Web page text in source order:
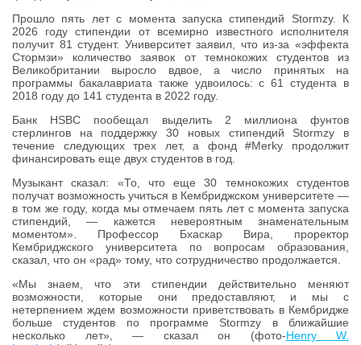
Прошло пять лет с момента запуска стипендий Stormzy. К
2026 году стипендии от всемирно известного исполнителя
получит 81 студент. Университет заявил, что из-за «эффекта
Стормзи» количество заявок от темнокожих студентов из
Великобритании выросло вдвое, а число принятых на
программы бакалавриата также удвоилось: с 61 студента в
2018 году до 141 студента в 2022 году.
Банк HSBC пообещал выделить 2 миллиона фунтов
стерлингов на поддержку 30 новых стипендий Stormzy в
течение следующих трех лет, а фонд #Merky продолжит
финансировать еще двух студентов в год.
Музыкант сказал: «То, что еще 30 темнокожих студентов
получат возможность учиться в Кембриджском университете —
в том же году, когда мы отмечаем пять лет с момента запуска
стипендий, — кажется невероятным знаменательным
моментом». Профессор Бхаскар Вира, проректор
Кембриджского университета по вопросам образования,
сказал, что он «рад» тому, что сотрудничество продолжается.
«Мы знаем, что эти стипендии действительно меняют
возможности, которые они предоставляют, и мы с
нетерпением ждем возможности приветствовать в Кембридже
больше студентов по программе Stormzy в ближайшие
несколько лет», — сказал он (фото-Henry W.